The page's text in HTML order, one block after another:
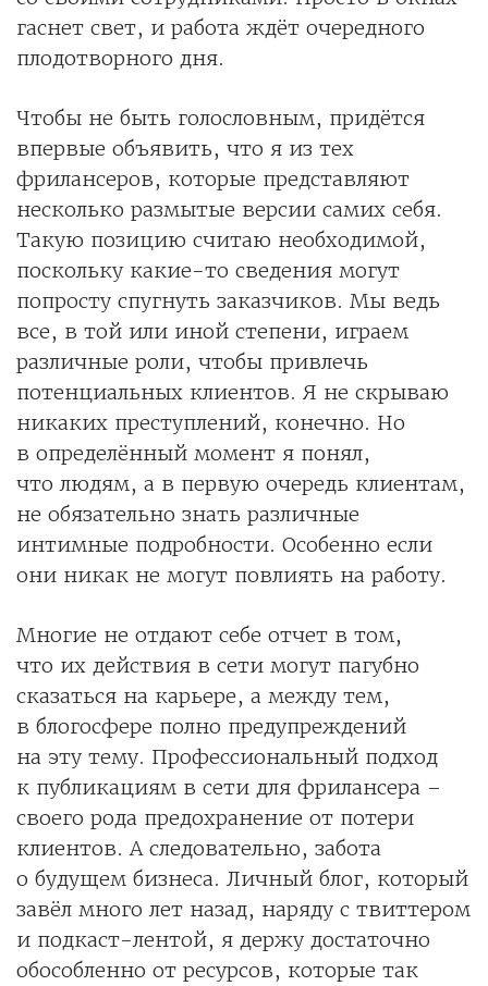
гаснет свет, и работа ждёт очередного
плодотворного дня.
Чтобы не быть голословным, придётся
впервые объявить, что я из тех
фрилансеров, которые представляют
несколько размытые версии самих себя.
Такую позицию считаю необходимой,
поскольку какие-то сведения могут
попросту спугнуть заказчиков. Мы ведь
все, в той или иной степени, играем
различные роли, чтобы привлечь
потенциальных клиентов. Я не скрываю
никаких преступлений, конечно. Но
в определённый момент я понял,
что людям, а в первую очередь клиентам,
не обязательно знать различные
интимные подробности. Особенно если
они никак не могут повлиять на работу.
Многие не отдают себе отчет в том,
что их действия в сети могут пагубно
сказаться на карьере, а между тем,
в блогосфере полно предупреждений
на эту тему. Профессиональный подход
к публикациям в сети для фрилансера –
своего рода предохранение от потери
клиентов. А следовательно, забота
о будущем бизнеса. Личный блог, который
завёл много лет назад, наряду с твиттером
и подкаст-лентой, я держу достаточно
обособленно от ресурсов, которые так